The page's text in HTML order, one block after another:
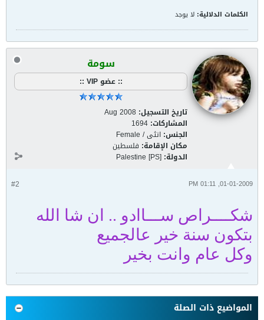
الكلمات الدلالية: لا يوجد
سومة
:: عضو VIP ::
تاريخ التسجيل: Aug 2008
المشاركات: 1694
الجنس: انثى / Female
مكان الإقامة: فلسطين
الدولة: Palestine [PS]
#2 01-01-2009, 01:11 PM
شكــــراص ســـاادو .. ان شا الله
بتكون سنة خير عالجميع
وكل عام وانت بخير
المواضيع ذات الصلة